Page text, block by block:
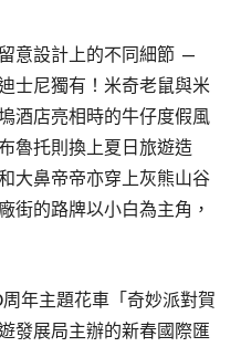
意設計上的不同細節 —
士尼獨有！米奇老鼠與米
酒店亮相時的牛仔度假風
魯托則換上夏日旅遊造
大鼻帝帝亦穿上灰熊山谷
街的路牌以小白為主角，
年主題花車「奇妙派對賀
發展局主辦的新春國際匯